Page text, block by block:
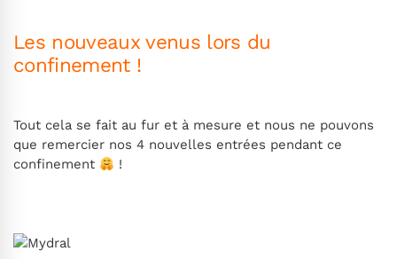
Les nouveaux venus lors du
confinement !
Tout cela se fait au fur et à mesure et nous ne pouvons
que remercier nos 4 nouvelles entrées pendant ce
confinement
!